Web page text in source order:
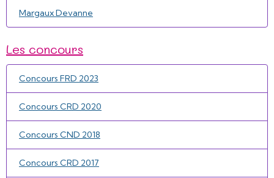
Margaux Devanne
Les concours
Concours FRD 2023
Concours CRD 2020
Concours CND 2018
Concours CRD 2017